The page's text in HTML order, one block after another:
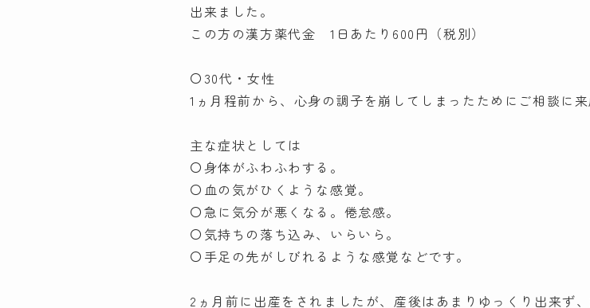
出来ました。
この方の漢方薬代金 1日あたり600円（税別）
〇30代・女性
1ヵ月程前から、心身の調子を崩してしまったためにご相談に来
主な症状としては
〇身体がふわふわする。
〇血の気がひくような感覚。
〇急に気分が悪くなる。倦怠感。
〇気持ちの落ち込み、いらいら。
〇手足の先がしびれるような感覚などです。
2ヵ月前に出産をされましたが、産後はあまりゆっくり出来ず